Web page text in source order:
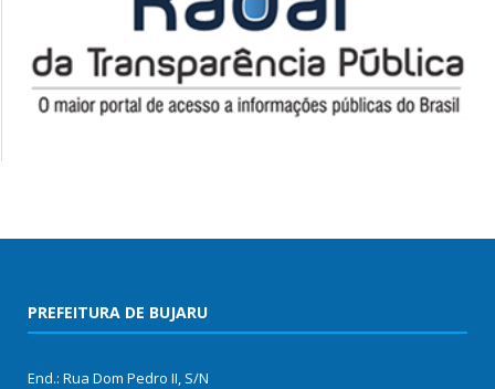
PREFEITURA DE BUJARU
End.: Rua Dom Pedro II, S/N